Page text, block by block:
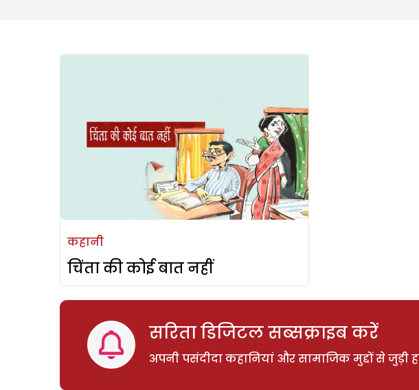
कहानी
चिंता की कोई बात नहीं
सरिता डिजिटल सब्सक्राइब करें
अपनी पसंदीदा कहानियां और सामाजिक मुद्दों से जुड़ी